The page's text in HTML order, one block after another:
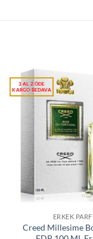
ERKEK
Creed Millesime